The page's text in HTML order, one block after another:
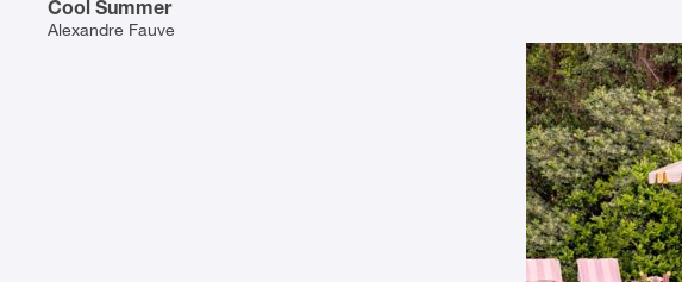
Cool Summer
Alexandre Fauve